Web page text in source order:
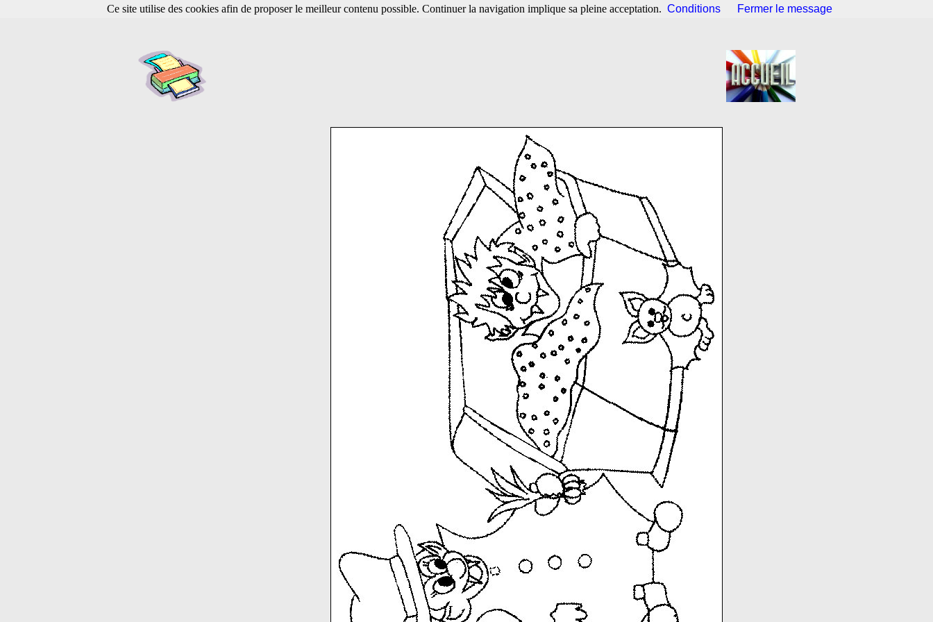
Ce site utilise des cookies afin de proposer le meilleur contenu possible. Continuer la navigation implique sa pleine acceptation. Conditions Fermer le message